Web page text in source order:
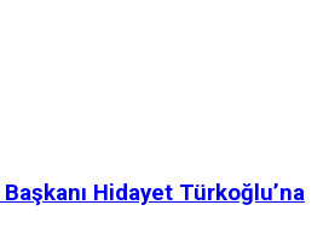
Başkanı Hidayet Türkoğlu’na